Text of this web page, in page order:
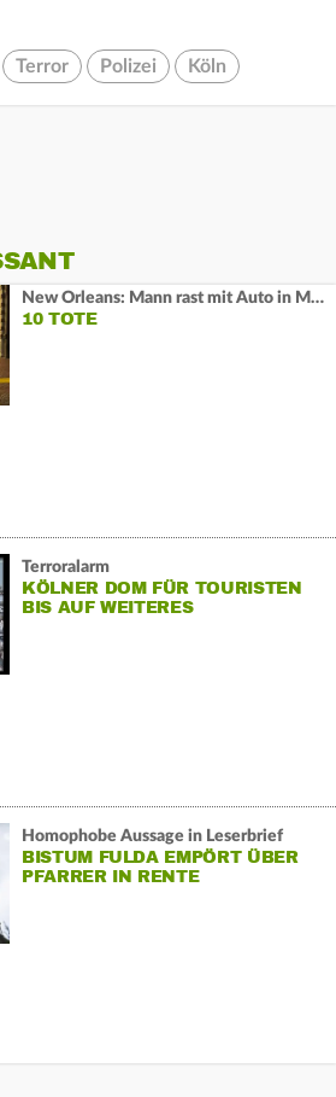
Terror Polizei Köln
New Orleans: Mann rast mit Auto in Menschenmenge
10 TOTE
Terroralarm
KÖLNER DOM FÜR TOURISTEN
BIS AUF WEITERES
Homophobe Aussage in Leserbrief
BISTUM FULDA EMPÖRT ÜBER
PFARRER IN RENTE